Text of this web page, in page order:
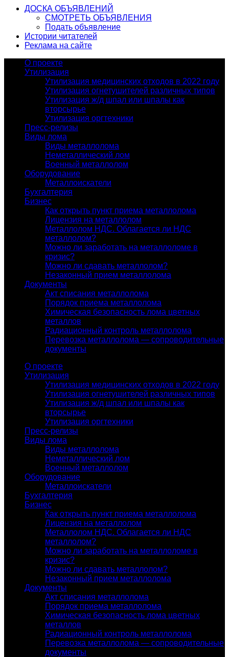
ДОСКА ОБЪЯВЛЕНИЙ
СМОТРЕТЬ ОБЪЯВЛЕНИЯ
Подать объявление
Истории читателей
Реклама на сайте
О проекте
Утилизация
Утилизация медицинских отходов в 2022 году
Утилизация огнетушителей различных типов
Утилизация ж/д шпал или шпалы как
вторсырье
Утилизация оргтехники
Пресс-релизы
Виды лома
Виды металлолома
Неметаллический лом
Военный металлолом
Оборудование
Металлоискатели
Бухгалтерия
Бизнес
Как открыть пункт приема металлолома
Лицензия на металлолом
Металлолом НДС. Облагается ли НДС
металлолом?
Можно ли заработать на металлоломе в
кризис?
Можно ли сдавать металлолом?
Незаконный прием металлолома
Документы
Акт списания металлолома
Порядок приема металлолома
Химическая безопасность лома цветных
металлов
Радиационный контроль металлолома
Перевозка металлолома — сопроводительные
документы
О проекте
Утилизация
Утилизация медицинских отходов в 2022 году
Утилизация огнетушителей различных типов
Утилизация ж/д шпал или шпалы как
вторсырье
Утилизация оргтехники
Пресс-релизы
Виды лома
Виды металлолома
Неметаллический лом
Военный металлолом
Оборудование
Металлоискатели
Бухгалтерия
Бизнес
Как открыть пункт приема металлолома
Лицензия на металлолом
Металлолом НДС. Облагается ли НДС
металлолом?
Можно ли заработать на металлоломе в
кризис?
Можно ли сдавать металлолом?
Незаконный прием металлолома
Документы
Акт списания металлолома
Порядок приема металлолома
Химическая безопасность лома цветных
металлов
Радиационный контроль металлолома
Перевозка металлолома — сопроводительные
документы